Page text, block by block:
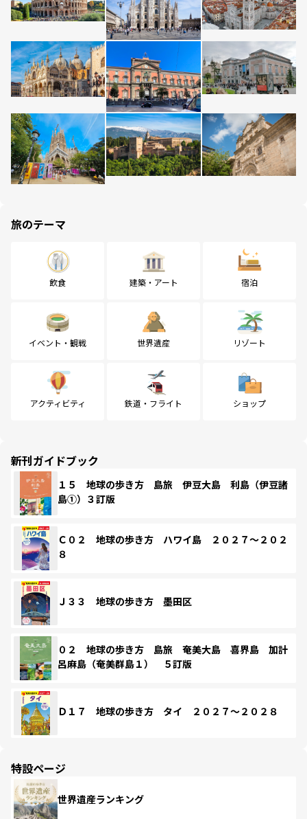
旅のテーマ
飲食 建築・アート 宿泊
イベント・観戦 世界遺産 リゾート
アクティビティ 鉄道・フライト ショップ
新刊ガイドブック
１５ 地球の歩き方 島旅 伊豆大島 利島（伊豆諸
島①）３訂版
Ｃ０２ 地球の歩き方 ハワイ島 ２０２７～２０２
８
Ｊ３３ 地球の歩き方 墨田区
０２ 地球の歩き方 島旅 奄美大島 喜界島 加計
呂麻島（奄美群島１） ５訂版
Ｄ１７ 地球の歩き方 タイ ２０２７～２０２８
特設ページ
世界遺産ランキング